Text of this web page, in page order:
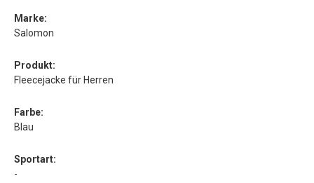
Marke:
Salomon
Produkt:
Fleecejacke für Herren
Farbe:
Blau
Sportart:
-